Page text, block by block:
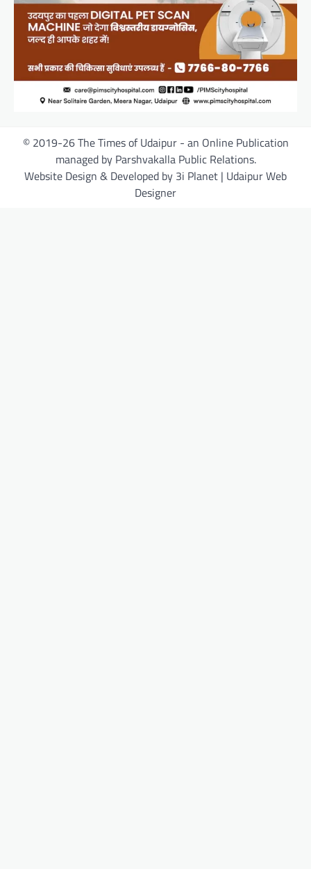
© 2019-26 The Times of Udaipur - an Online Publication
managed by Parshvakalla Public Relations.
Website Design & Developed by 3i Planet | Udaipur Web
Designer